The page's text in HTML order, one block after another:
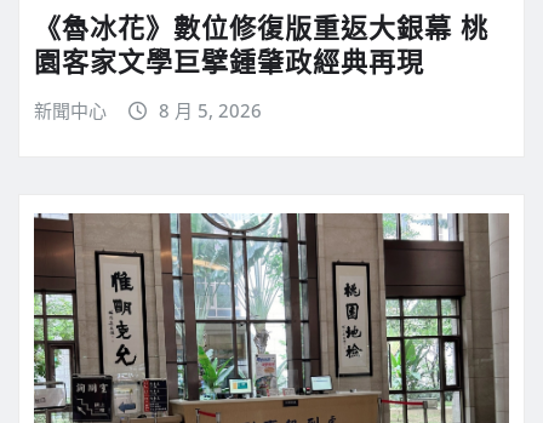
《魯冰花》數位修復版重返大銀幕 桃
園客家文學巨擘鍾肇政經典再現
新聞中心 8 月 5, 2026